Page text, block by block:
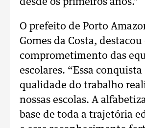
desde os primeiros anos.”
O prefeito de Porto
Gomes da Costa, destacou
comprometimento das
escolares. “Essa
qualidade do trabalho
nossas escolas. A
base de toda a trajetória